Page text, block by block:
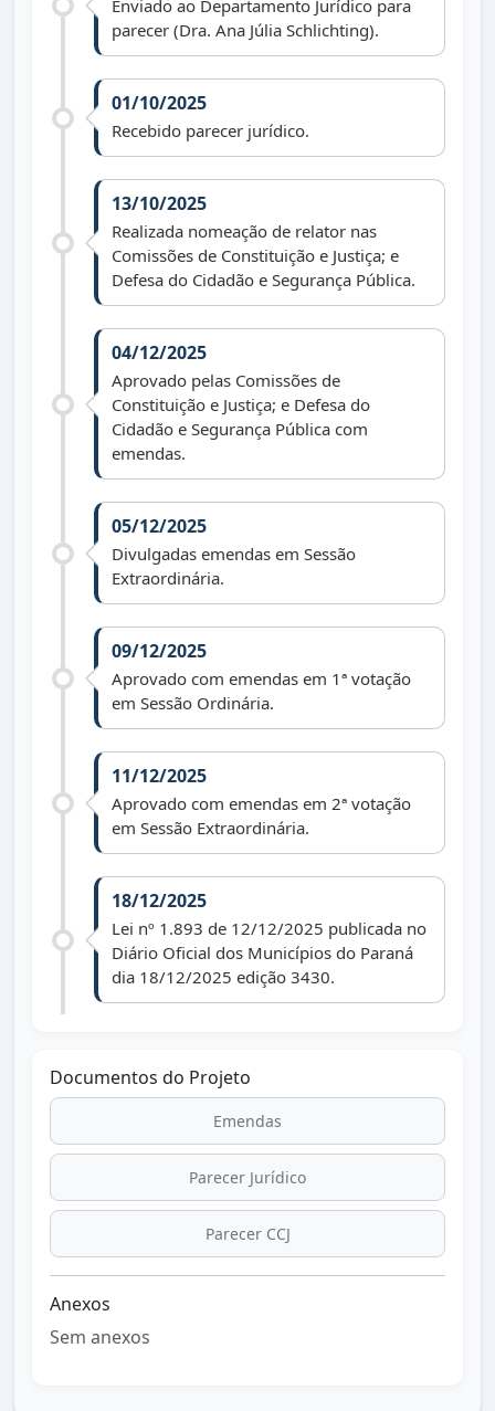
Enviado ao Departamento Jurídico para
parecer (Dra. Ana Júlia Schlichting).
01/10/2025
Recebido parecer jurídico.
13/10/2025
Realizada nomeação de relator nas
Comissões de Constituição e Justiça; e
Defesa do Cidadão e Segurança Pública.
04/12/2025
Aprovado pelas Comissões de
Constituição e Justiça; e Defesa do
Cidadão e Segurança Pública com
emendas.
05/12/2025
Divulgadas emendas em Sessão
Extraordinária.
09/12/2025
Aprovado com emendas em 1ª votação
em Sessão Ordinária.
11/12/2025
Aprovado com emendas em 2ª votação
em Sessão Extraordinária.
18/12/2025
Lei nº 1.893 de 12/12/2025 publicada no
Diário Oficial dos Municípios do Paraná
dia 18/12/2025 edição 3430.
Documentos do Projeto
Emendas
Parecer Jurídico
Parecer CCJ
Anexos
Sem anexos